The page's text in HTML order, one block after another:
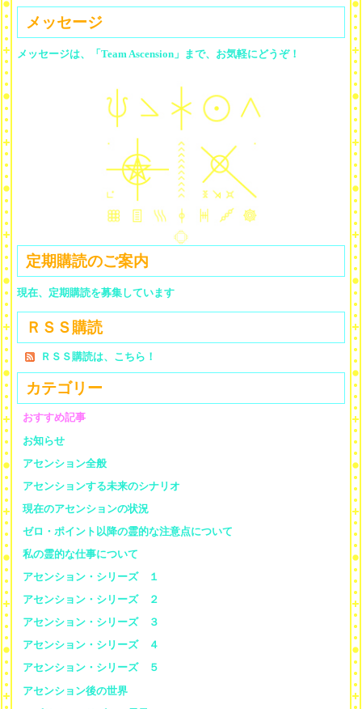
メッセージ
メッセージは、「Team Ascension」まで、お気軽にどうぞ！
定期購読のご案内
現在、定期購読を募集しています
ＲＳＳ購読
ＲＳＳ購読は、こちら！
カテゴリー
おすすめ記事
お知らせ
アセンション全般
アセンションする未来のシナリオ
現在のアセンションの状況
ゼロ・ポイント以降の霊的な注意点について
私の霊的な仕事について
アセンション・シリーズ １
アセンション・シリーズ ２
アセンション・シリーズ ３
アセンション・シリーズ ４
アセンション・シリーズ ５
アセンション後の世界